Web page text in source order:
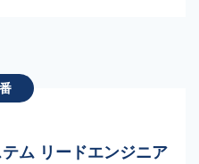
ム リードエンジニア